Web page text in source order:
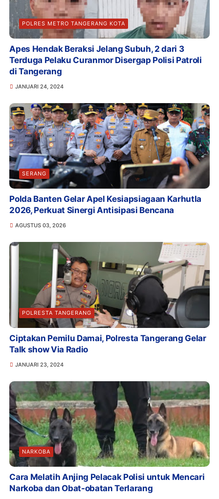
POLRES METRO TANGERANG KOTA
Apes Hendak Beraksi Jelang Subuh, 2 dari 3
Terduga Pelaku Curanmor Disergap Polisi Patroli
di Tangerang
JANUARI 24, 2024
SERANG
Polda Banten Gelar Apel Kesiapsiagaan Karhutla
2026, Perkuat Sinergi Antisipasi Bencana
AGUSTUS 03, 2026
POLRESTA TANGERANG
Ciptakan Pemilu Damai, Polresta Tangerang Gelar
Talk show Via Radio
JANUARI 23, 2024
NARKOBA
Cara Melatih Anjing Pelacak Polisi untuk Mencari
Narkoba dan Obat-obatan Terlarang